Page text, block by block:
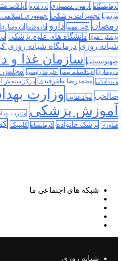
آزمایشگاه آزمون دستیاری ارز دارو ایالات
مردمی تجهیزات پزشکی جمهوری اسلامی
رمضان خبر مهم دارو داروخانه داروسازی
پزشکی اهواز
دانشگاه های علوم پزشکی
شبانه روزی درمانگاه شبانه روزی
صهیونیستی سازمان غذا و
داروسازی عبدالعظیم بهفر علیرضا رئیسی مجلس
و بهداشتی محمدرضا ظفرقندی مرکز سنجش
صالحی مواد غذایی وزارت
آموزش پزشکی وزارت
فناوری پزشک خانواده کرمانشاه کلینیک
شبکه های اجتماعی ما
شبانه روزی